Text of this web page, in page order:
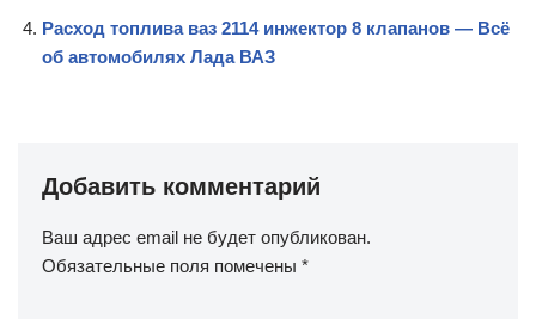
Расход топлива ваз 2114 инжектор 8 клапанов — Всё
об автомобилях Лада ВАЗ
Добавить комментарий
Ваш адрес email не будет опубликован.
Обязательные поля помечены *